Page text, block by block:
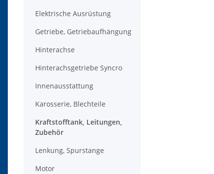
Elektrische Ausrüstung
Getriebe, Getriebaufhängung
Hinterachse
Hinterachsgetriebe Syncro
Innenausstattung
Karosserie, Blechteile
Kraftstofftank, Leitungen,
Zubehör
Lenkung, Spurstange
Motor